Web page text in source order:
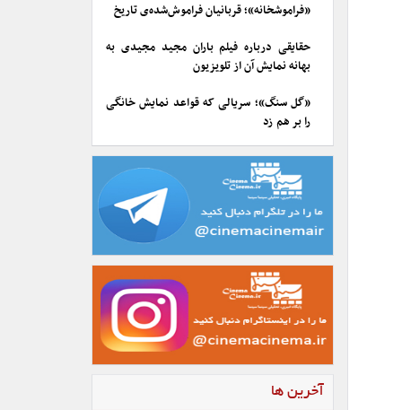
«فراموشخانه»؛ قربانیان فراموش‌شده‌ی تاریخ
حقایقی درباره فیلم باران مجید مجیدی به
بهانه نمایش آن از تلویزیون
«گل سنگ»؛ سریالی که قواعد نمایش خانگی
را بر هم زد
آخرین ها